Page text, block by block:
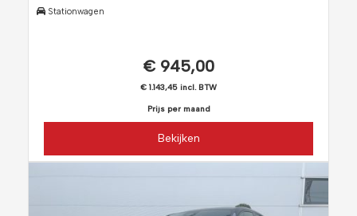
Stationwagen
€ 945,00
€ 1.143,45 incl. BTW
Prijs per maand
Bekijken